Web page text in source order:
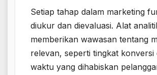
Setiap tahap dalam marketing
diukur dan dievaluasi. Alat
memberikan wawasan tentang
relevan, seperti tingkat konversi
waktu yang dihabiskan